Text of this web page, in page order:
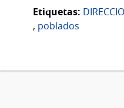
Etiquetas:
, poblados